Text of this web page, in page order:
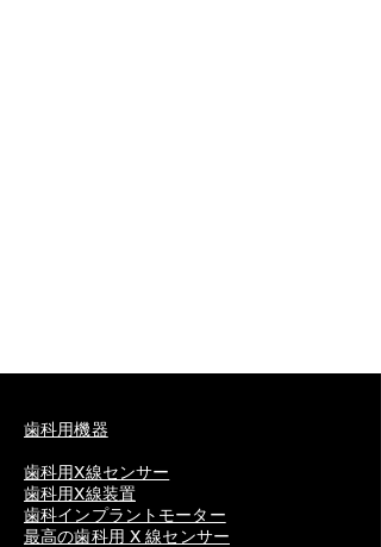
歯科用機器
歯科用X線センサー
歯科用X線装置
歯科インプラントモーター
最高の歯科用 X 線センサー